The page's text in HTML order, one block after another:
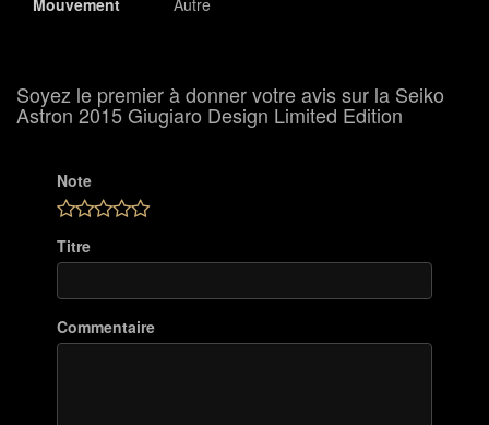
Mouvement
Autre
Soyez le premier à donner votre avis sur la Seiko
Astron 2015 Giugiaro Design Limited Edition
Note
Titre
Commentaire